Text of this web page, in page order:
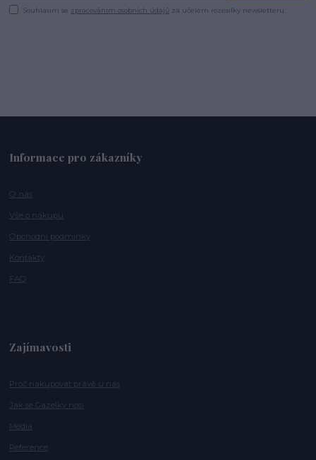
Souhlasím se zpracováním osobních údajů za účelem rozesílky newsletteru.
Informace pro zákazníky
O nás
Vše o nákupu
Obchodní podmínky
Kontakty
FAQ
Zajímavosti
Proč nakupovat právě u nás
Jak se Gazelky nosí
Média
Reference